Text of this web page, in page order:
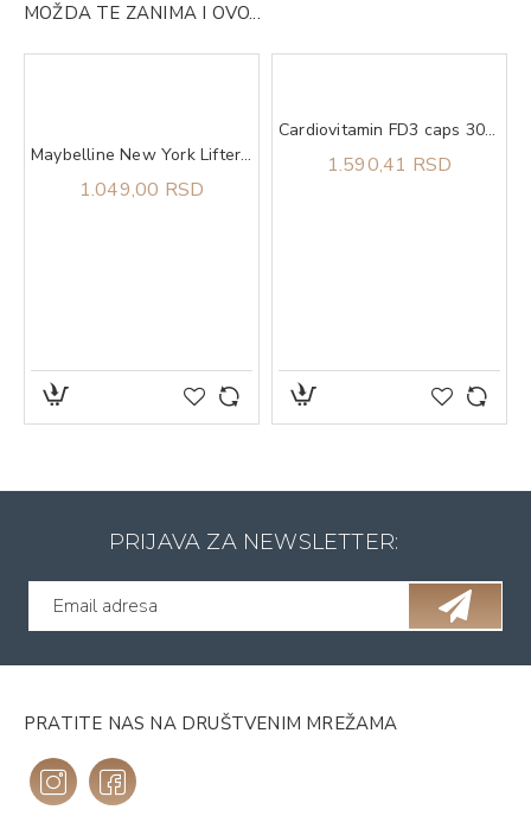
MOŽDA TE ZANIMA I OVO...
Maybelline New York Lifter Gloss Honey'd sjaj za usne 029 toast​
1.049,00 RSD
Cardiovitamin FD3 caps 30 ABELA PHARM
1.590,41 RSD
PRIJAVA ZA NEWSLETTER:
PRATITE NAS NA DRUŠTVENIM MREŽAMA